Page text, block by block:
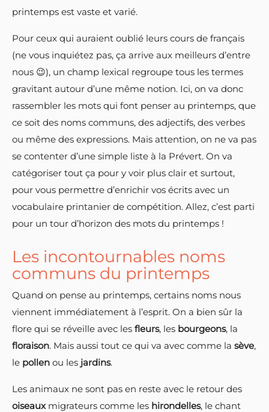
printemps est vaste et varié.
Pour ceux qui auraient oublié leurs cours de français
(ne vous inquiétez pas, ça arrive aux meilleurs d’entre
nous 😉), un champ lexical regroupe tous les termes
gravitant autour d’une même notion. Ici, on va donc
rassembler les mots qui font penser au printemps, que
ce soit des noms communs, des adjectifs, des verbes
ou même des expressions. Mais attention, on ne va pas
se contenter d’une simple liste à la Prévert. On va
catégoriser tout ça pour y voir plus clair et surtout,
pour vous permettre d’enrichir vos écrits avec un
vocabulaire printanier de compétition. Allez, c’est parti
pour un tour d’horizon des mots du printemps !
Les incontournables noms
communs du printemps
Quand on pense au printemps, certains noms nous
viennent immédiatement à l’esprit. On a bien sûr la
flore qui se réveille avec les fleurs, les bourgeons, la
floraison. Mais aussi tout ce qui va avec comme la sève,
le pollen ou les jardins.
Les animaux ne sont pas en reste avec le retour des
oiseauxmigrateurs comme les hirondelles, le chant